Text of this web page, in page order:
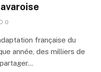
0
française du
année, des milliers de